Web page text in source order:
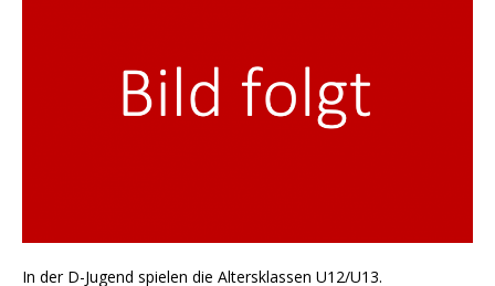
In der D-Jugend spielen die Altersklassen U12/U13.